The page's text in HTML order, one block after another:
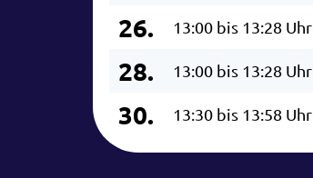
26. 13:00 bis 13:28 Uhr
28. 13:00 bis 13:28 Uhr
30. 13:30 bis 13:58 Uhr